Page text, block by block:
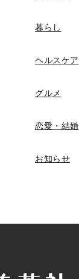
暮らし
ヘルスケア
グルメ
恋愛・結婚
お知らせ